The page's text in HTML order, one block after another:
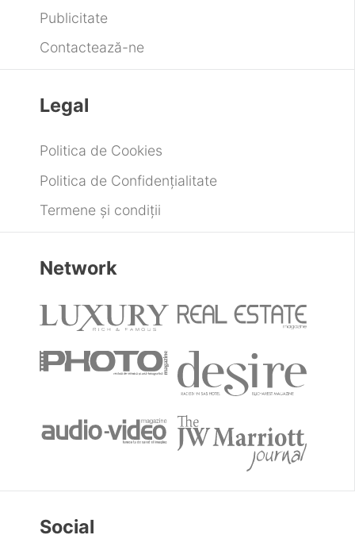
Publicitate
Contactează-ne
Legal
Politica de Cookies
Politica de Confidențialitate
Termene și condiții
Network
Social